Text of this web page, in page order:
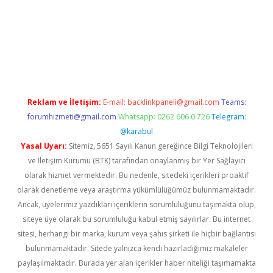
Reklam ve İletişim: E-mail: backlinkpaneli@gmail.com Teams:
forumhizmeti@gmail.com Whatsapp: 0262 606 0 726 Telegram:
@karabul
Yasal Uyarı: Sitemiz, 5651 Sayılı Kanun gereğince Bilgi Teknolojileri
ve İletişim Kurumu (BTK) tarafından onaylanmış bir Yer Sağlayıcı
olarak hizmet vermektedir. Bu nedenle, sitedeki içerikleri proaktif
olarak denetleme veya araştırma yükümlülüğümüz bulunmamaktadır.
Ancak, üyelerimiz yazdıkları içeriklerin sorumluluğunu taşımakta olup,
siteye üye olarak bu sorumluluğu kabul etmiş sayılırlar. Bu internet
sitesi, herhangi bir marka, kurum veya şahıs şirketi ile hiçbir bağlantısı
bulunmamaktadır. Sitede yalnızca kendi hazırladığımız makaleler
paylaşılmaktadır. Burada yer alan içerikler haber niteliği taşımamakta